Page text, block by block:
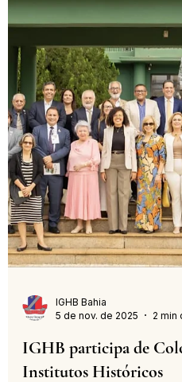
IGHB Bahia
7 de nov. de 2025
2 min
Professor José
e renda camponesa: o
dia 18 de novembro,